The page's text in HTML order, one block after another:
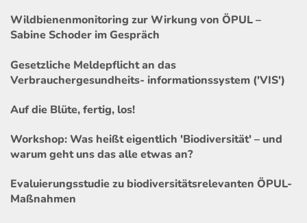
Wildbienenmonitoring zur Wirkung von ÖPUL –
Sabine Schoder im Gespräch
Gesetzliche Meldepflicht an das
Verbrauchergesundheits- informationssystem ('VIS')
Auf die Blüte, fertig, los!
Workshop: Was heißt eigentlich 'Biodiversität' – und
warum geht uns das alle etwas an?
Evaluierungsstudie zu biodiversitätsrelevanten ÖPUL-
Maßnahmen